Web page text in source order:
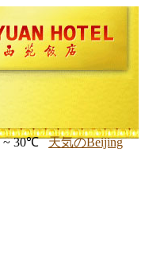
~ 30℃ 天気のBeijing